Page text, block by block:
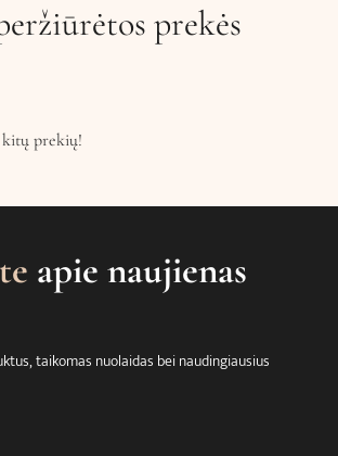
prekės
prekių!
apie naujienas
taikomas nuolaidas bei naudingiausius